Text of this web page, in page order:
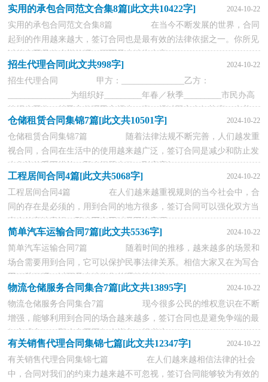
实用的承包合同范文合集8篇[此文共10422字] 2024-10-22
实用的承包合同范文合集8篇 在当今不断发展的世界，合同
起到的作用越来越大，签订合同也是最有效的法律依据之一。你所见
过的合同是什么样的呢？下面是小编为大家...
招生代理合同[此文共998字] 2024-10-22
招生代理合同 甲方：_______________乙方：
_______________为组织好_________年春／秋季_________市民办高
校招生工作，就乙方代理甲方招生一事，经过双方友好协商，本着...
仓储租赁合同集锦7篇[此文共10501字] 2024-10-22
仓储租赁合同集锦7篇 随着法律法规不断完善，人们越发重
视合同，合同在生活中的使用越来越广泛，签订合同是减少和防止发
生争议的重要措施。那么问题来了，到底应如...
工程居间合同4篇[此文共5068字] 2024-10-22
工程居间合同4篇 在人们越来越重视规则的当今社会中，合
同的存在是必须的，用到合同的地方很多，签订合同可以强化双方当
事人的守法意识。那么写合同时需要注意哪...
简单汽车运输合同7篇[此文共5536字] 2024-10-22
简单汽车运输合同7篇 随着时间的推移，越来越多的场景和
场合需要用到合同，它可以保护民事法律关系。相信大家又在为写合
同犯愁了吧，以下是小编收集整理的简单汽...
物流仓储服务合同集合7篇[此文共13895字] 2024-10-22
物流仓储服务合同集合7篇 现今很多公民的维权意识在不断
增强，能够利用到合同的场合越来越多，签订合同也是避免争端的最
好方式之一。那么合同要怎么拟定？想必这...
有关销售代理合同集锦七篇[此文共12347字] 2024-10-22
有关销售代理合同集锦七篇 在人们越来越相信法律的社会
中，合同对我们的约束力越来越不可忽视，签订合同能够较为有效的